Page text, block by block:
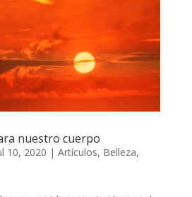
nuestro cuerpo
10, 2020 | Artículos, Belleza,